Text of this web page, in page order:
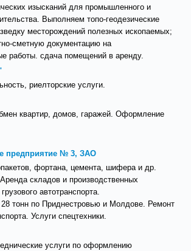
изысканий для промышленного и
Выполняем топо-геодезические
месторождений полезных ископаемых;
сметную документацию на
работы. сдача помещений в аренду.
риелторские услуги.
квартир, домов, гаражей. Оформление
предприятие № 3, ЗАО
фортана, цемента, шифера и др.
складов и производственных
автотранспорта.
28 тонн по Приднестровью и Молдове. Ремонт
Услуги спецтехники.
услуги по оформлению